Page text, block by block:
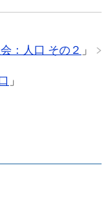
：人口 その２ 」
」